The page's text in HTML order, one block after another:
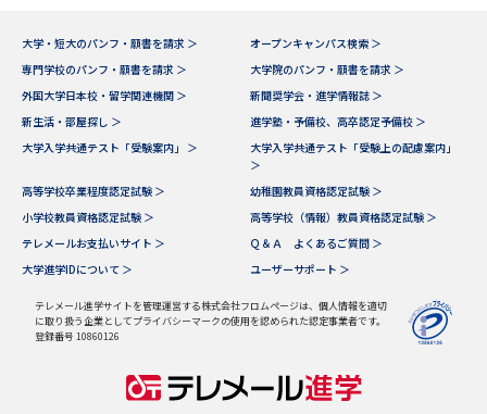
大学・短大のパンフ・願書を請求 ＞
オープンキャンパス検索 ＞
専門学校のパンフ・願書を請求 ＞
大学院のパンフ・願書を請求 ＞
外国大学日本校・留学関連機関 ＞
新聞奨学会・進学情報誌 ＞
新生活・部屋探し ＞
進学塾・予備校、高卒認定予備校 ＞
大学入学共通テスト「受験案内」 ＞
大学入学共通テスト「受験上の配慮案内」
＞
高等学校卒業程度認定試験 ＞
幼稚園教員資格認定試験 ＞
小学校教員資格認定試験 ＞
高等学校（情報）教員資格認定試験 ＞
テレメールお支払いサイト ＞
Ｑ＆Ａ よくあるご質問 ＞
大学進学IDについて ＞
ユーザーサポート ＞
テレメール進学サイトを管理運営する株式会社フロムページは、個人情報を適切
に取り扱う企業としてプライバシーマークの使用を認められた認定事業者です。
登録番号 10860126